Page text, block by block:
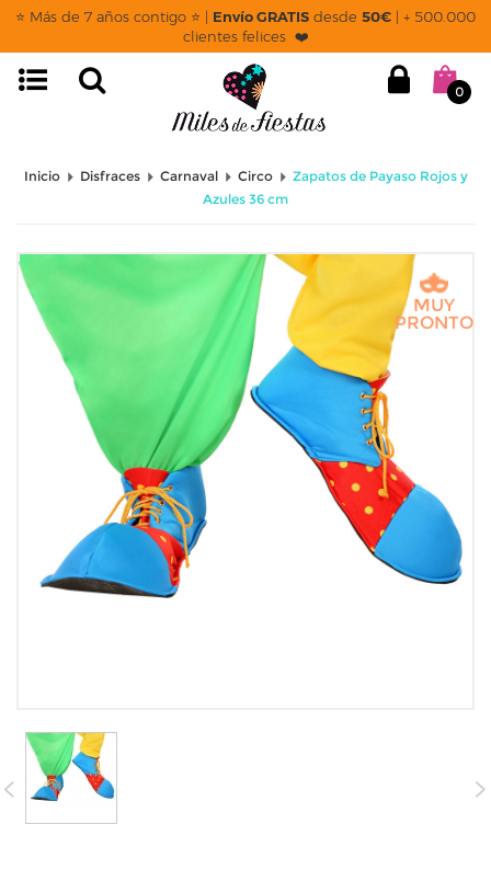
⭐ Más de 7 años contigo ⭐ | Envío GRATIS desde 50€ | + 500.000
clientes felices ❤️
0
Inicio Disfraces Carnaval Circo
Zapatos de Payaso Rojos y
Azules 36 cm
MUY
PRONTO